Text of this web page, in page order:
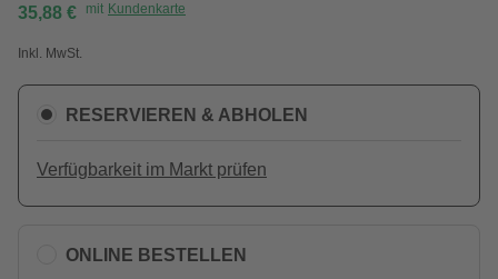
35,88 € mit Kundenkarte
Inkl. MwSt.
RESERVIEREN & ABHOLEN
Verfügbarkeit im Markt prüfen
ONLINE BESTELLEN